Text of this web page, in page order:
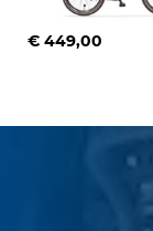
€ 449,00